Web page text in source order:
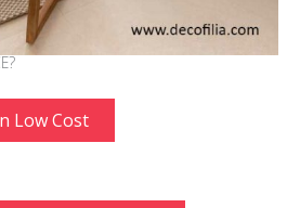
Low Cost